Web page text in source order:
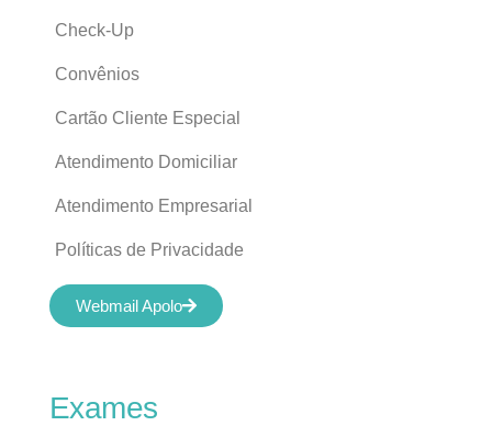
Exames
Check-Up
Convênios
Cartão Cliente Especial
Atendimento Domiciliar
Atendimento Empresarial
Políticas de Privacidade
Webmail Apolo